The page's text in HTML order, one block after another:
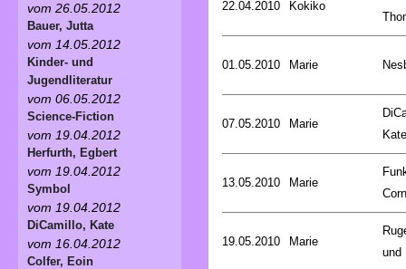
22.04.2010 Kokiko
01.05.2010 Marie
07.05.2010 Marie
Kate
13.05.2010 Marie
19.05.2010 Marie
und
vom 26.05.2012
Bauer, Jutta
vom 14.05.2012
Kinder- und
Jugendliteratur
vom 06.05.2012
Science-Fiction
vom 19.04.2012
Herfurth, Egbert
vom 19.04.2012
Symbol
vom 19.04.2012
DiCamillo, Kate
vom 16.04.2012
Colfer, Eoin